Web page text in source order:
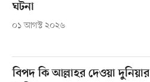
ঘটনা
০১ আগস্ট ২০২৬
বিপদ কি আল্লাহর দেওয়া দুনিয়ার